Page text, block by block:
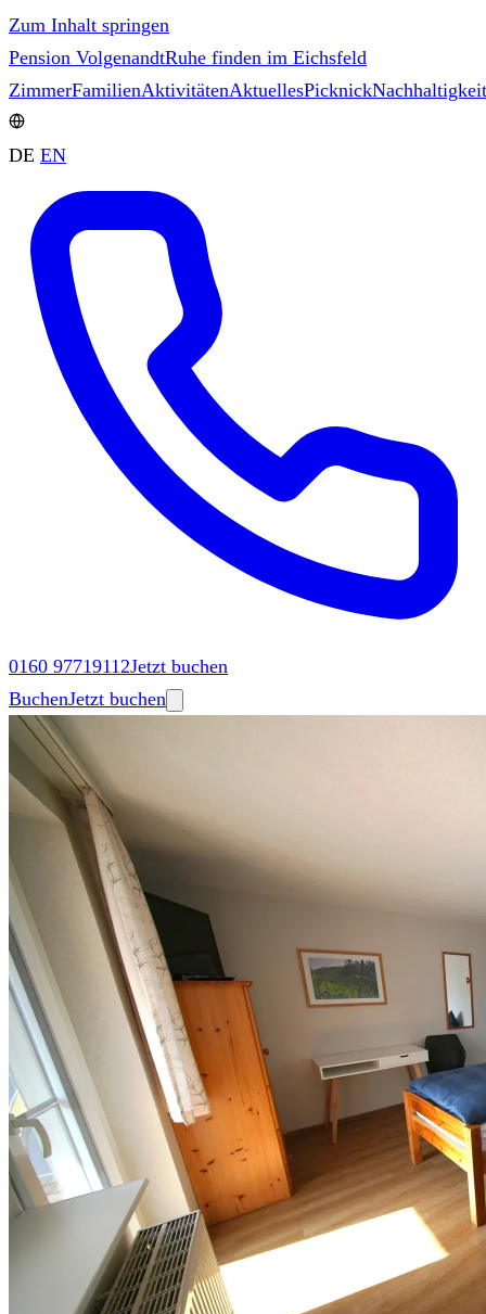
Zum Inhalt springen
Pension VolgenandtRuhe finden im Eichsfeld
ZimmerFamilienAktivitätenAktuellesPicknickNachhaltigkeit
DE EN
0160 97719112Jetzt buchen
BuchenJetzt buchen